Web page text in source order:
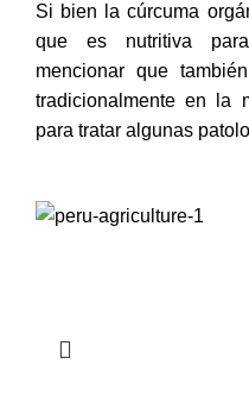
Si bien la cúrcuma
que es nutritiva
mencionar que
tradicionalmente en la
para tratar algunas